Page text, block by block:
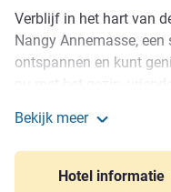
Omschrijving
Verblijf in het hart van
Nangy Annemasse,
ontspannen en kunt
gemeenschappelijke
omgeving. Het hotel
comfort en een
Bekijk meer
Hotel informatie